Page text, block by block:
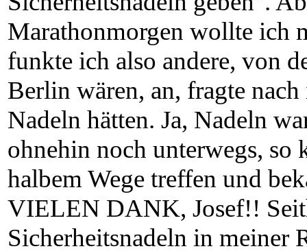
Marathonmorgen wollte ich
funkte ich also andere, von
Berlin wären, an, fragte
Nadeln hätten. Ja, Nadeln
ohnehin noch unterwegs,
halbem Wege treffen und
VIELEN DANK, Josef!!
Sicherheitsnadeln in meiner